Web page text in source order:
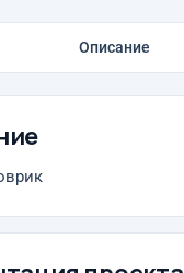
Описание